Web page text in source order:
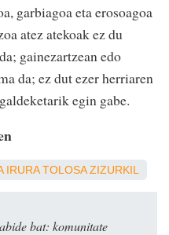
garbiagoa eta erosoagoa
atez atekoak ez du
gainezartzean edo
da; ez dut ezer herriaren
egin gabe.
IRURA TOLOSA ZIZURKIL
bat: komunitate